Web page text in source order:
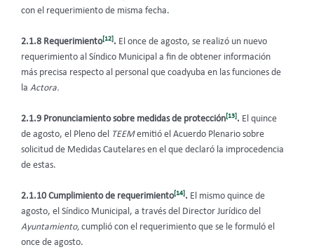
con el requerimiento de misma fecha.
2.1.8 Requerimiento[12]. El once de agosto, se realizó un nuevo
requerimiento al Síndico Municipal a fin de obtener información
más precisa respecto al personal que coadyuba en las funciones de
la Actora.
2.1.9 Pronunciamiento sobre medidas de protección[13]. El quince
de agosto, el Pleno del
TEEMemitió el Acuerdo Plenario sobre
solicitud de Medidas Cautelares en el que declaró la improcedencia
de estas.
2.1.10 Cumplimiento de requerimiento[14]. El mismo quince de
agosto, el Síndico Municipal, a través del Director Jurídico del
Ayuntamiento, cumplió con el requerimiento que se le formuló el
once de agosto.